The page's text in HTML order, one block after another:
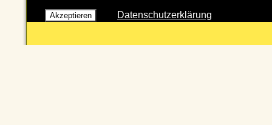
Akzeptieren Datenschutzerklärung